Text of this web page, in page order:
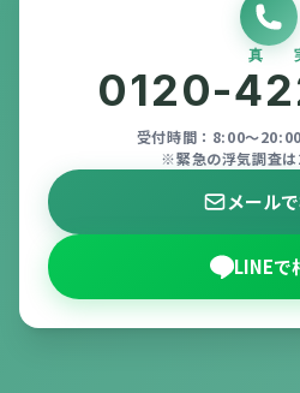
0120-
真
受付時間：8:00〜20:00
※緊急の浮気調査
メール
LINEで